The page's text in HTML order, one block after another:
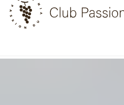
Skip
content